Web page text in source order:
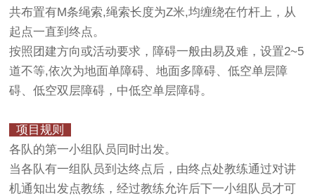
共布置有M条绳索,绳索长度为Z米,均缠绕在竹杆上，从
起点一直到终点。
按照团建方向或活动要求，障碍一般由易及难，设置2~5
道不等,依次为地面单障碍、地面多障碍、低空单层障
碍、低空双层障碍，中低空单层障碍。
项目规则
各队的第一小组队员同时出发。
当各队有一组队员到达终点后，由终点处教练通过对讲
机通知出发点教练，经过教练允许后下一小组队员才可